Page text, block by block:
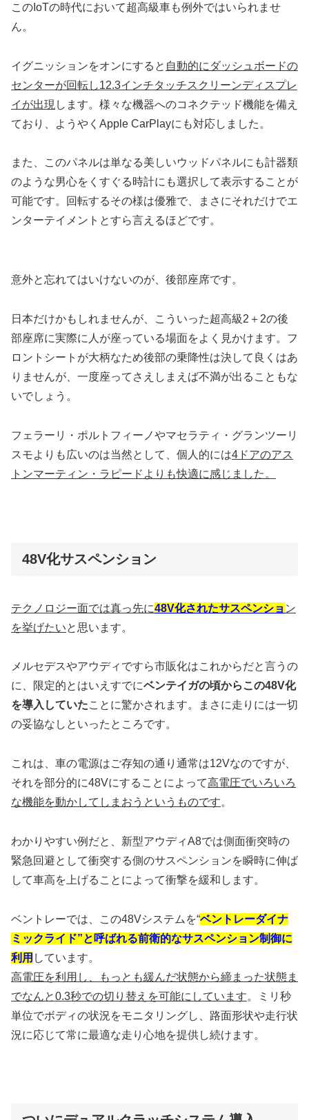
このIoTの時代において超高級車も例外ではいられませ
ん。
イグニッションをオンにすると 自動的にダッシュボードの
センターが回転し12.3インチタッチスクリーンディスプレ
イが出現 します。様々な機器へのコネクテッド機能を備え
ており、ようやくApple CarPlayにも対応しました。
また、このパネルは単なる美しいウッドパネルにも計器類
のような男心をくすぐる時計にも選択して表示することが
可能です。回転するその様は優雅で、まさにそれだけでエ
ンターテイメントとすら言えるほどです。
意外と忘れてはいけないのが、後部座席です。
日本だけかもしれませんが、こういった超高級2＋2の後
部座席に実際に人が座っている場面をよく見かけます。フ
ロントシートが大柄なため後部の乗降性は決して良くはあ
りませんが、一度座ってさえしまえば不満が出ることもな
いでしょう。
フェラーリ・ポルトフィーノやマセラティ・グランツーリ
スモよりも広いのは当然として、個人的には4ドアのアス
トンマーティン・ラピードよりも快適に感じました。
48V化サスペンション
テクノロジー面では真っ先に48V化されたサスペンショ ン
を挙げたいと思います。
メルセデスやアウディですら市販化はこれからだと言うの
に、限定的とはいえすでにベンテイガの頃からこの48V化
を導入していたことに驚かされます。まさに走りには一切
の妥協なしといったところです。
これは、車の電源はご存知の通り通常は12Vなのですが、
それを部分的に48Vにすることによって高電圧でいろいろ
な機能を動かしてしまおうというものです。
わかりやすい例だと、新型アウディA8では側面衝突時の
緊急回避として衝突する側のサスペンションを瞬時に伸ば
して車高を上げることによって衝撃を緩和します。
ベントレーでは、この48Vシステムを“ベントレーダイナ
ミックライド”と呼ばれる前衛的なサスペンション制御に
利用 しています。
高電圧を利用し、もっとも緩んだ状態から締まった状態ま
でなんと0.3秒での切り替えを可能にしています。ミリ秒
単位でボディの状況をモニタリングし、路面形状や走行状
況に応じて常に最適な走り心地を提供し続けます。